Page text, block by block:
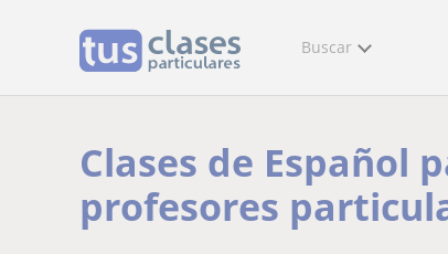
Buscar
Clases de Español
profesores